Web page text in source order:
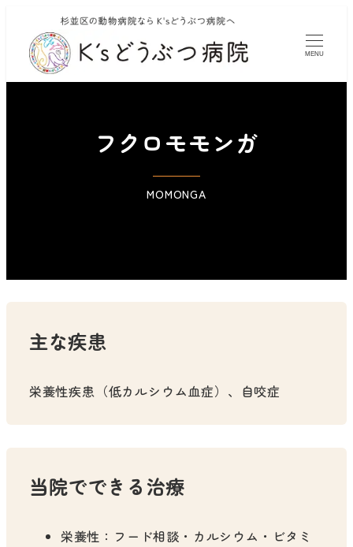
MENU
フクロモモンガ
MOMONGA
主な疾患
栄養性疾患（低カルシウム血症）、自咬症
当院でできる治療
栄養性：フード相談・カルシウム・ビタミ